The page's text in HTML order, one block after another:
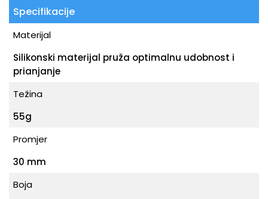
Specifikacije
Materijal
Silikonski materijal pruža optimalnu udobnost i
prianjanje
Težina
55g
Promjer
30 mm
Boja